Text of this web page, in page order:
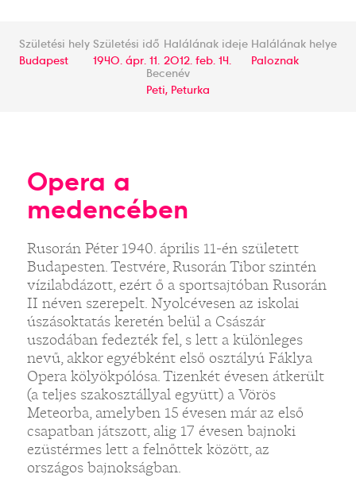
Születési hely
Budapest
Születési idő
1940. ápr. 11.
Halálának ideje
2012. feb. 14.
Halálának helye
Paloznak
Becenév
Peti, Peturka
Opera a
medencében
Rusorán Péter 1940. április 11-én született
Budapesten. Testvére, Rusorán Tibor szintén
vízilabdázott, ezért ő a sportsajtóban Rusorán
II néven szerepelt. Nyolcévesen az iskolai
úszásoktatás keretén belül a Császár
uszodában fedezték fel, s lett a különleges
nevű, akkor egyébként első osztályú Fáklya
Opera kölyökpólósa. Tizenkét évesen átkerült
(a teljes szakosztállyal együtt) a Vörös
Meteorba, amelyben 15 évesen már az első
csapatban játszott, alig 17 évesen bajnoki
ezüstérmes lett a felnőttek között, az
országos bajnokságban.